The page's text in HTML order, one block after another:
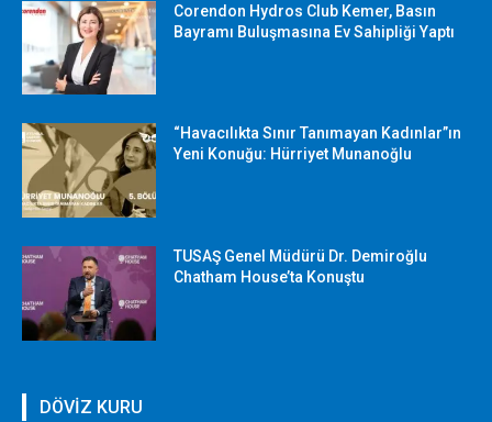
Corendon Hydros Club Kemer, Basın
Bayramı Buluşmasına Ev Sahipliği Yaptı
“Havacılıkta Sınır Tanımayan Kadınlar”ın
Yeni Konuğu: Hürriyet Munanoğlu
TUSAŞ Genel Müdürü Dr. Demiroğlu
Chatham House’ta Konuştu
DÖVİZ KURU